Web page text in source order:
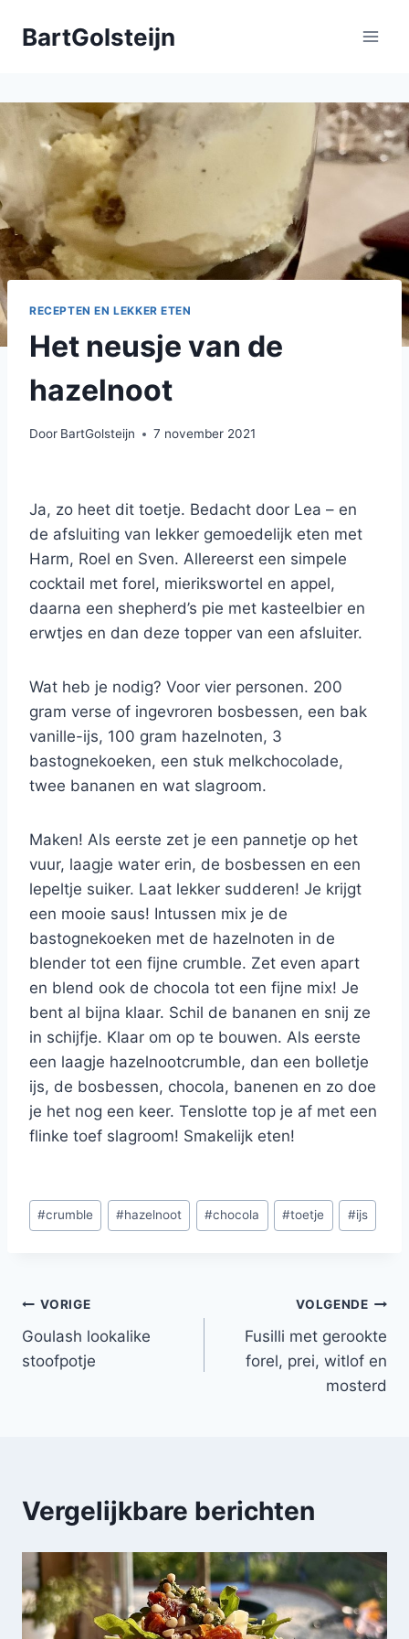
naarBartGolsteijn
RECEPTEN EN LEKKER ETEN
Het neusje van de
hazelnoot
Door BartGolsteijn 7 november 2021
Ja, zo heet dit toetje. Bedacht door Lea – en
de afsluiting van lekker gemoedelijk eten met
Harm, Roel en Sven. Allereerst een simpele
cocktail met forel, mierikswortel en appel,
daarna een shepherd’s pie met kasteelbier en
erwtjes en dan deze topper van een afsluiter.
Wat heb je nodig? Voor vier personen. 200
gram verse of ingevroren bosbessen, een bak
vanille-ijs, 100 gram hazelnoten, 3
bastognekoeken, een stuk melkchocolade,
twee bananen en wat slagroom.
Maken! Als eerste zet je een pannetje op het
vuur, laagje water erin, de bosbessen en een
lepeltje suiker. Laat lekker sudderen! Je krijgt
een mooie saus! Intussen mix je de
bastognekoeken met de hazelnoten in de
blender tot een fijne crumble. Zet even apart
en blend ook de chocola tot een fijne mix! Je
bent al bijna klaar. Schil de bananen en snij ze
in schijfje. Klaar om op te bouwen. Als eerste
een laagje hazelnootcrumble, dan een bolletje
ijs, de bosbessen, chocola, banenen en zo doe
je het nog een keer. Tenslotte top je af met een
flinke toef slagroom! Smakelijk eten!
Bericht
tags:
#crumble #hazelnoot #chocola #toetje #ijs
Bericht
navigatie
VORIGE
Goulash lookalike
stoofpotje
VOLGENDE
Fusilli met gerookte
forel, prei, witlof en
mosterd
Vergelijkbare berichten